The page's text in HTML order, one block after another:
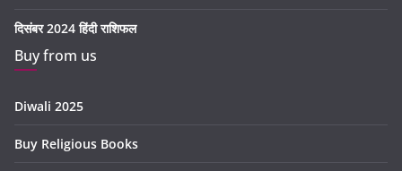
दिसंबर 2024 हिंदी राशिफल
Buy from us
Diwali 2025
Buy Religious Books